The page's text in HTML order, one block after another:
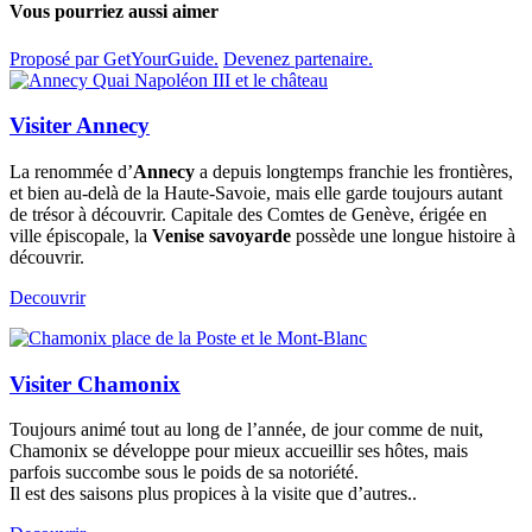
Vous pourriez aussi aimer
Proposé par GetYourGuide. Devenez partenaire.
Visiter Annecy
La renommée d’Annecy a depuis longtemps franchie les frontières,
et bien au-delà de la Haute-Savoie, mais elle garde toujours autant
de trésor à découvrir. Capitale des Comtes de Genève, érigée en
ville épiscopale, la Venise savoyarde possède une longue histoire à
découvrir.
Decouvrir
Visiter Chamonix
Toujours animé tout au long de l’année, de jour comme de nuit,
Chamonix se développe pour mieux accueillir ses hôtes, mais
parfois succombe sous le poids de sa notoriété.
Il est des saisons plus propices à la visite que d’autres..